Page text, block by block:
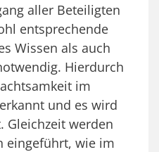
aller Beteiligten
entsprechende
Wissen als auch
Hierdurch
im
und es wird
Gleichzeit werden
eingeführt, wie im